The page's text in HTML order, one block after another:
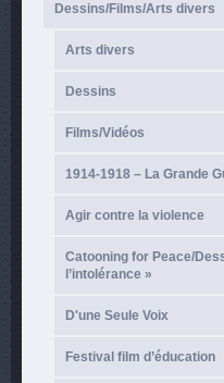
Dessins/Films/Arts divers
Arts divers
Dessins
Films/Vidéos
1914-1918 – La Grande
Agir contre la violence
Catooning for Peace/
l’intolérance »
D'une Seule Voix
Festival film d’éducation